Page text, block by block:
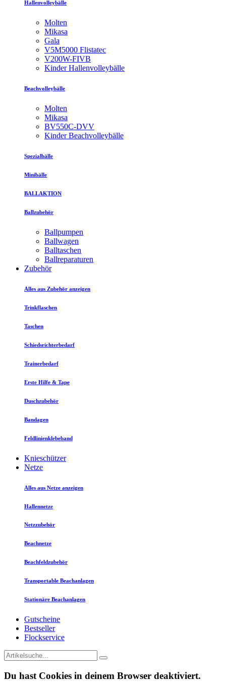
Hallenvolleybälle
Molten
Mikasa
Gala
V5M5000 Flistatec
V200W-FIVB
Kinder Hallenvolleybälle
Beachvolleybälle
Molten
Mikasa
BV550C-DVV
Kinder Beachvolleybälle
Spezialbälle
Minibälle
BALLAKTION
Ballzubehör
Ballpumpen
Ballwagen
Balltaschen
Ballreparaturen
Zubehör
Alles aus Zubehör anzeigen
Trinkflaschen
Taschen
Schiedsrichterbedarf
Trainerbedarf
Erste Hilfe & Tape
Duschzubehör
Bandagen
Feldlinienklebeband
Knieschützer
Netze
Alles aus Netze anzeigen
Hallennetze
Netzzubehör
Beachnetze
Beachfeldzubehör
Transportable Beachanlagen
Stationäre Beachanlagen
Gutscheine
Bestseller
Flockservice
Du hast Cookies in deinem Browser deaktiviert.